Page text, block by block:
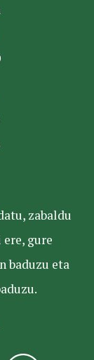
zabaldu
gure
baduzu eta